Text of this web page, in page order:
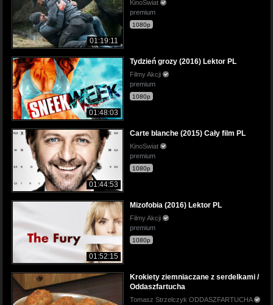
01:19:11
KinoSwiat
premium
1080p
01:48:03
Tydzień grozy (2016) Lektor PL
Filmy Akcji
premium
1080p
01:44:53
Carte blanche (2015) Cały film PL
KinoSwiat
premium
1080p
01:52:15
Mizofobia (2016) Lektor PL
Filmy Akcji
premium
1080p
Krokiety ziemniaczane z serdelkami /
Oddaszfartucha
Tomasz Strzelczyk ODDASZFARTUCHA